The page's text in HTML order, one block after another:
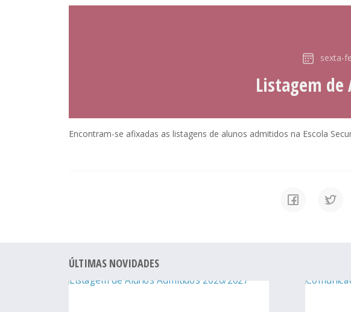
sexta-
Listagem
Encontram-se afixadas as listagens de alunos admitidos na Escola
ÚLTIMAS NOVIDADES